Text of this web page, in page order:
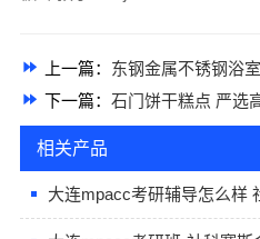
上一篇： 东钢金属不锈钢浴
下一篇： 石门饼干糕点 严选
相关产品